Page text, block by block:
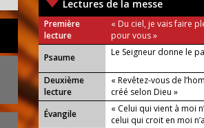
Lectures de la messe
Première
lecture
« Du ciel, je vais faire
pour vous »
Psaume Le Seigneur donne le
Deuxième
lecture
« Revêtez-vous de
créé selon Dieu »
Évangile
« Celui qui vient à moi
celui qui croit en moi